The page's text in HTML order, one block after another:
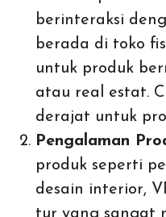
berinteraksi
berada di toko
untuk produk
atau real estat.
derajat untuk
Pengalaman
produk seperti
desain interior,
tur yang sangat